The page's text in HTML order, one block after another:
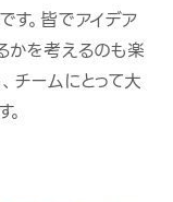
す。皆でアイデア
かを考えるのも楽
チームにとって大
。